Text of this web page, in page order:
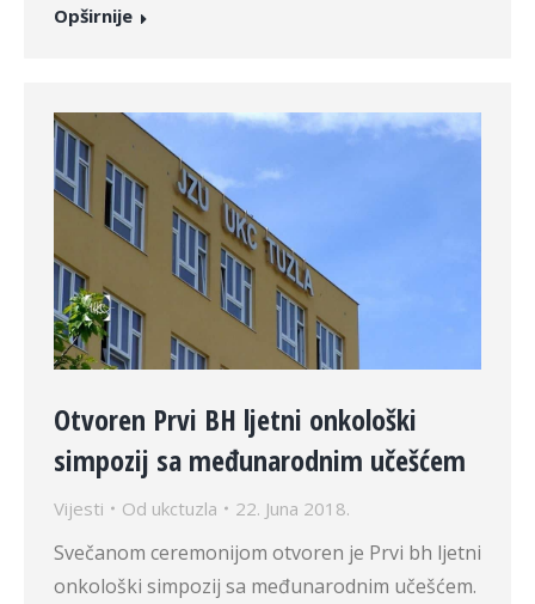
Opširnije
Otvoren Prvi BH ljetni onkološki
simpozij sa međunarodnim učešćem
Vijesti Od ukctuzla 22. Juna 2018.
Svečanom ceremonijom otvoren je Prvi bh ljetni
onkološki simpozij sa međunarodnim učešćem.